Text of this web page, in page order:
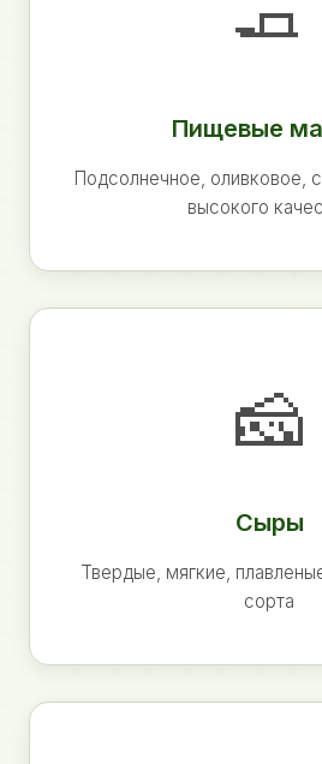
🧈
Пищевые
Подсолнечное, оливковое,
высокого
🧀
Сыры
Твердые, мягкие,
сорта